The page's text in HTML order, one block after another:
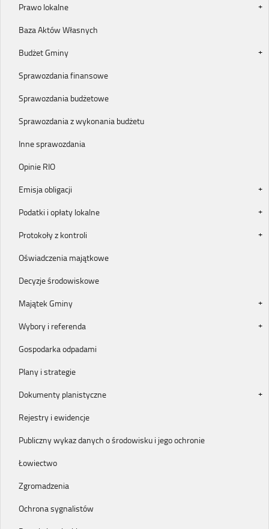
Prawo lokalne
Baza Aktów Własnych
Budżet Gminy
Sprawozdania finansowe
Sprawozdania budżetowe
Sprawozdania z wykonania budżetu
Inne sprawozdania
Opinie RIO
Emisja obligacji
Podatki i opłaty lokalne
Protokoły z kontroli
Oświadczenia majątkowe
Decyzje środowiskowe
Majątek Gminy
Wybory i referenda
Gospodarka odpadami
Plany i strategie
Dokumenty planistyczne
Rejestry i ewidencje
Publiczny wykaz danych o środowisku i jego ochronie
Łowiectwo
Zgromadzenia
Ochrona sygnalistów